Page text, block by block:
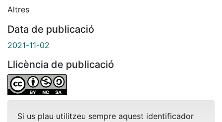
Altres
Data de publicació
2021-11-02
Llicència de publicació
Si us plau utilitzeu sempre aquest identificador